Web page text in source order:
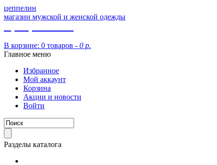
цеппелин
магазин мужской и женской одежды
В корзине: 0 товаров - 0 р.
Главное меню
Избранное
Мой аккаунт
Корзина
Акции и новости
Войти
Разделы каталога